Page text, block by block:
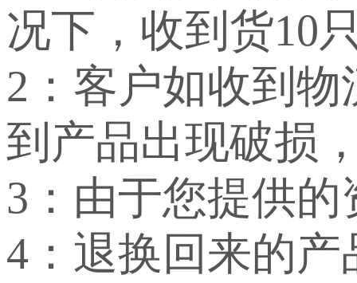
况下，收到货10
2：客户如收到
到产品出现破损
3：由于您提供
4：退换回来的